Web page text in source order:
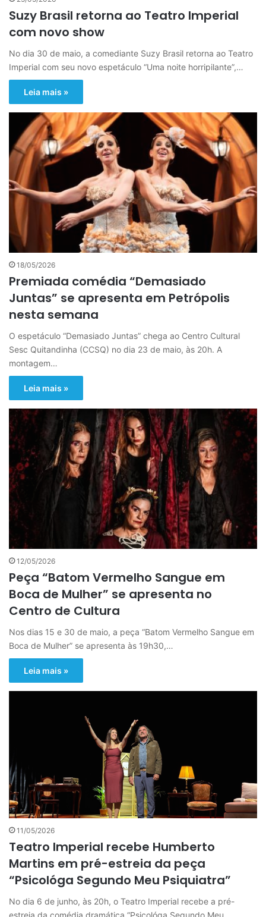
Suzy Brasil retorna ao Teatro Imperial
com novo show
No dia 30 de maio, a comediante Suzy Brasil retorna ao Teatro
Imperial com seu novo espetáculo “Uma noite horripilante”,…
Leia mais »
18/05/2026
Premiada comédia “Demasiado
Juntas” se apresenta em Petrópolis
nesta semana
O espetáculo “Demasiado Juntas” chega ao Centro Cultural
Sesc Quitandinha (CCSQ) no dia 23 de maio, às 20h. A
montagem…
Leia mais »
12/05/2026
Peça “Batom Vermelho Sangue em
Boca de Mulher” se apresenta no
Centro de Cultura
Nos dias 15 e 30 de maio, a peça “Batom Vermelho Sangue em
Boca de Mulher” se apresenta às 19h30,…
Leia mais »
11/05/2026
Teatro Imperial recebe Humberto
Martins em pré-estreia da peça
“Psicológa Segundo Meu Psiquiatra”
No dia 6 de junho, às 20h, o Teatro Imperial recebe a pré-
estreia da comédia dramática “Psicológa Segundo Meu